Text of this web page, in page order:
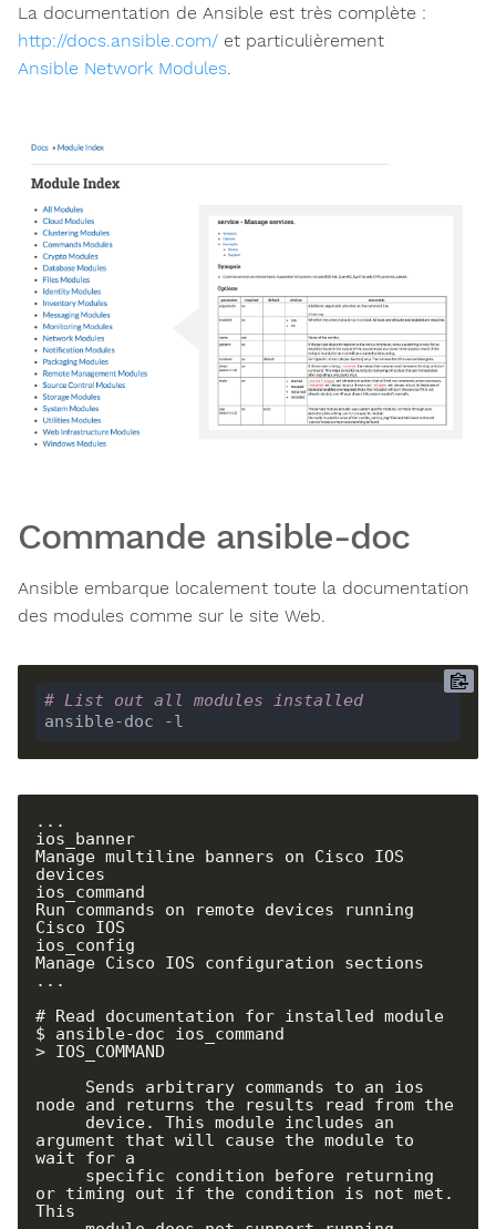
La documentation de Ansible est très complète :
http://docs.ansible.com/ et particulièrement
Ansible Network Modules.
Commande ansible-doc
Ansible embarque localement toute la documentation
des modules comme sur le site Web.
# List out all modules installed
ansible-doc -l
...
ios_banner
Manage multiline banners on Cisco IOS
devices
ios_command
Run commands on remote devices running
Cisco IOS
ios_config
Manage Cisco IOS configuration sections
...
# Read documentation for installed module
$ ansible-doc ios_command
> IOS_COMMAND
node and returns the results read from the
argument that will cause the module to
wait for a
or timing out if the condition is not met.
This